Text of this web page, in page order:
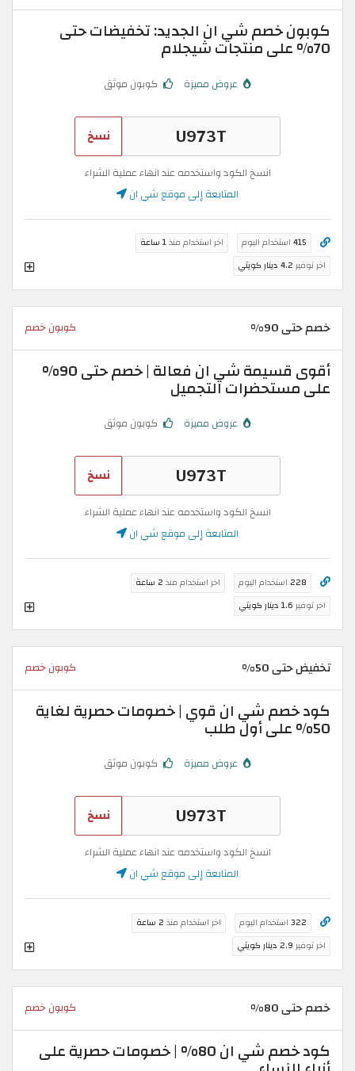
كوبون خصم شي ان الجديد: تخفيضات حتى
70% على منتجات شيجلام
عروض مميزة كوبون موثق
نسخ
انسخ الكود واستخدمه عند انهاء عملية الشراء
المتابعة إلى موقع شي ان
415 استخدام اليوم اخر استخدام منذ1 ساعة
اخر توفير 4.2 دينار كويتي
خصم حتى 90% كوبون خصم
أقوى قسيمة شي ان فعالة | خصم حتى 90%
على مستحضرات التجميل
عروض مميزة كوبون موثق
نسخ
انسخ الكود واستخدمه عند انهاء عملية الشراء
المتابعة إلى موقع شي ان
228 استخدام اليوم اخر استخدام منذ 2 ساعة
اخر توفير 1.6 دينار كويتي
تخفيض حتى 50% كوبون خصم
كود خصم شي ان قوي | خصومات حصرية لغاية
50% على أول طلب
عروض مميزة كوبون موثق
نسخ
انسخ الكود واستخدمه عند انهاء عملية الشراء
المتابعة إلى موقع شي ان
322 استخدام اليوم اخر استخدام منذ 2 ساعة
اخر توفير 2.9 دينار كويتي
خصم حتى 80% كوبون خصم
كود خصم شي ان 80% | خصومات حصرية على